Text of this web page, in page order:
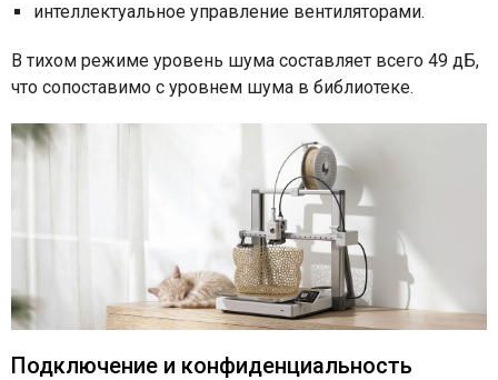
интеллектуальное управление вентиляторами.
В тихом режиме уровень шума составляет всего 49 дБ,
что сопоставимо с уровнем шума в библиотеке.
Подключение и конфиденциальность